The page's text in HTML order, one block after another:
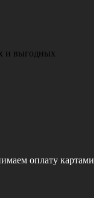
и выгодных
оплату картами